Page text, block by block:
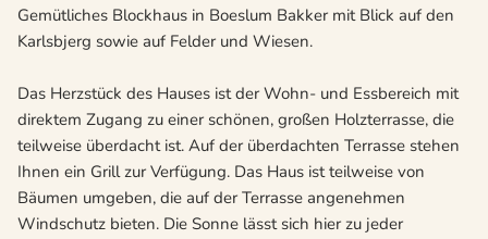
Gemütliches Blockhaus in Boeslum Bakker mit Blick auf den
Karlsbjerg sowie auf Felder und Wiesen.
Das Herzstück des Hauses ist der Wohn- und Essbereich mit
direktem Zugang zu einer schönen, großen Holzterrasse, die
teilweise überdacht ist. Auf der überdachten Terrasse stehen
Ihnen ein Grill zur Verfügung. Das Haus ist teilweise von
Bäumen umgeben, die auf der Terrasse angenehmen
Windschutz bieten. Die Sonne lässt sich hier zu jeder